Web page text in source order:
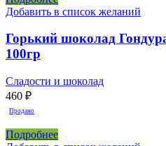
Добавить в список желаний
Горький шоколад
100гр
Сладости и шоколад
460 ₽
Продано
Подробнее